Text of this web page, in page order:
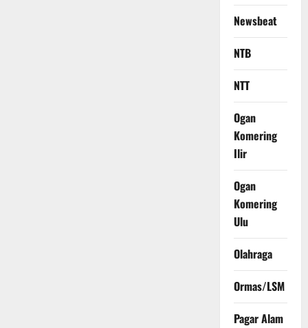
Newsbeat
NTB
NTT
Ogan
Komering
Ilir
Ogan
Komering
Ulu
Olahraga
Ormas/LSM
Pagar Alam